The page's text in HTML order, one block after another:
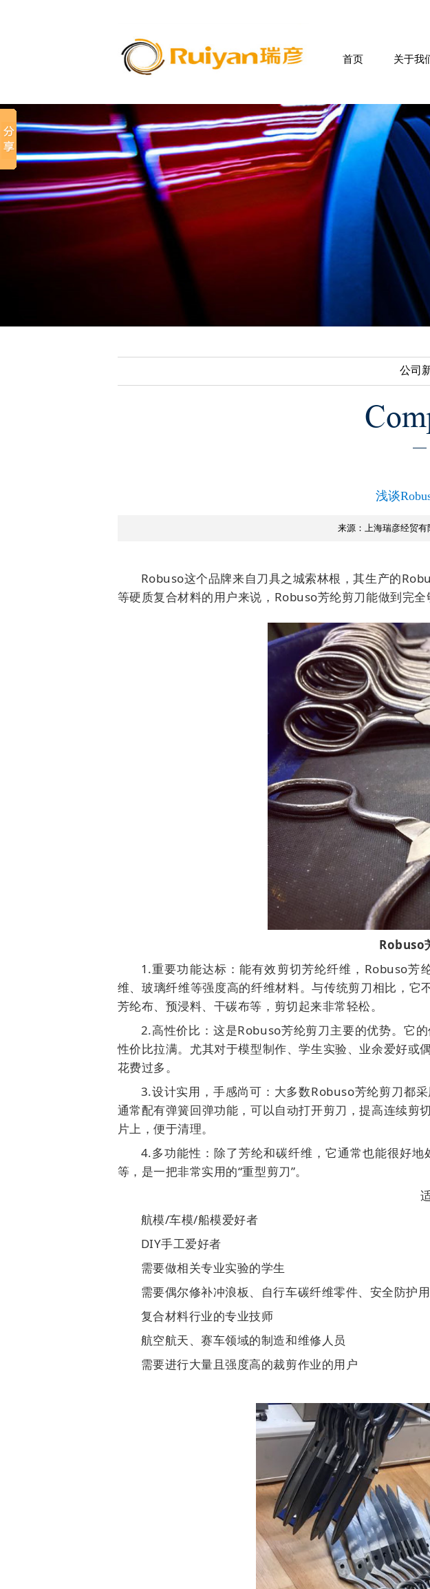
首页 关于我
公司
浅谈
来源：上海瑞彦经贸有
Robuso这个品牌来自刀具之城索林根，其生产的
等硬质复合材料的用户来说，Robuso芳纶剪刀能做到完
Robuso
1.重要功能达标：能有效剪切芳纶纤维，Robuso芳
维、玻璃纤维等强度高的纤维材料。与传统剪刀相比，它
芳纶布、预浸料、干碳布等，剪切起来非常轻松。
2.高性价比：这是Robuso芳纶剪刀主要的优势。它
性价比拉满。尤其对于模型制作、学生实验、业余爱好
花费过多。
3.设计实用，手感尚可：大多数Robuso芳纶剪刀都
通常配有弹簧回弹功能，可以自动打开剪刀，提高连续剪
片上，便于清理。
4.多功能性：除了芳纶和碳纤维，它通常也能很好
等，是一把非常实用的“重型剪刀”。
航模/车模/船模爱好者
DIY手工爱好者
需要做相关专业实验的学生
需要偶尔修补冲浪板、自行车碳纤维零件、安全防护
复合材料行业的专业技师
航空航天、赛车领域的制造和维修人员
需要进行大量且强度高的裁剪作业的用户